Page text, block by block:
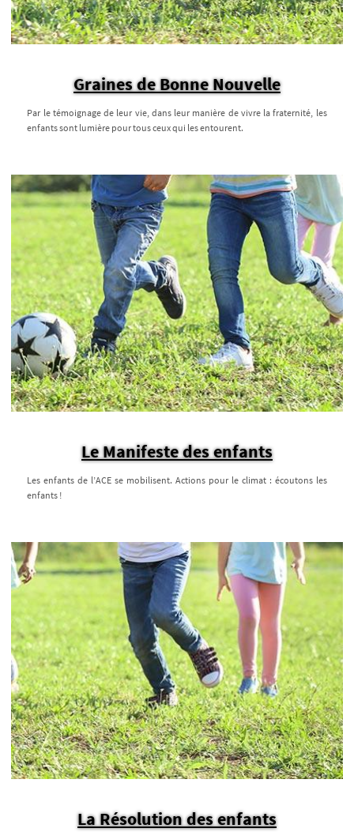
Graines de Bonne Nouvelle
Par le témoignage de leur vie, dans leur manière de vivre la fraternité, les
enfants sont lumière pour tous ceux qui les entourent.
Le Manifeste des enfants
Les enfants de l’ACE se mobilisent. Actions pour le climat : écoutons les
enfants !
La Résolution des enfants